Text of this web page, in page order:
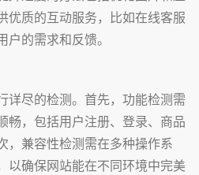
优质的互动服务，比如在线客服
的需求和反馈。
详尽的检测。首先，功能检测需
畅，包括用户注册、登录、商品
，兼容性检测需在多种操作系
以确保网站能在不同环境中完美